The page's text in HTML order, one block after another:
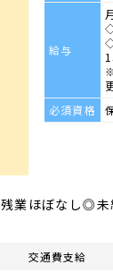
給与
必須資格
業ほぼなし◎
交通費支給